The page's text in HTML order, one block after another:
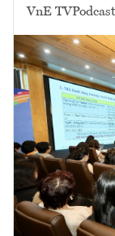
VnE TVPodcast